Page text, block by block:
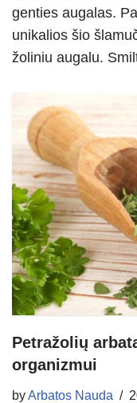
genties augalas.
unikalios šio
žoliniu augalu.
Petražolių
organizmui
byArbatos Nauda